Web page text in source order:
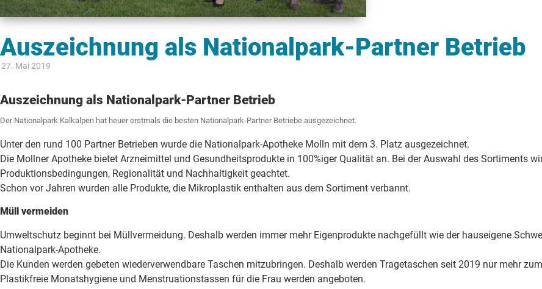
Auszeichnung als Nationalpark-Partner Betrieb
27. Mai 2019
Auszeichnung als Nationalpark-Partner Betrieb
Der Nationalpark Kalkalpen hat heuer erstmals die besten Nationalpark-Partner Betriebe ausgezeichnet.
Unter den rund 100 Partner Betrieben wurde die Nationalpark-Apotheke Molln mit dem 3. Platz ausgezeichnet.
Die Mollner Apotheke bietet Arzneimittel und Gesundheitsprodukte in 100%iger Qualität an. Bei der Auswahl des Sortiments
Produktionsbedingungen, Regionalität und Nachhaltigkeit geachtet.
Schon vor Jahren wurden alle Produkte, die Mikroplastik enthalten aus dem Sortiment verbannt.
Müll vermeiden
Umweltschutz beginnt bei Müllvermeidung. Deshalb werden immer mehr Eigenprodukte nachgefüllt wie der hauseigene
Nationalpark-Apotheke.
Die Kunden werden gebeten wiederverwendbare Taschen mitzubringen. Deshalb werden Tragetaschen seit 2019 nur mehr
Plastikfreie Monatshygiene und Menstruationstassen für die Frau werden angeboten.